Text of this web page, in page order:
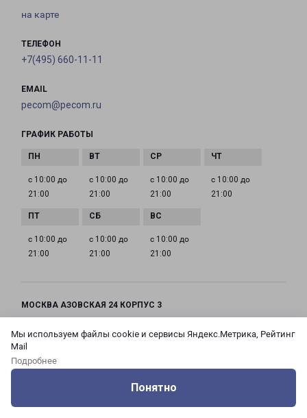
Мы используем файлы cookie и сервисы Яндекс.Метрика, Рейтинг
Mail
Подробнее
Понятно
на карте
ТЕЛЕФОН
+7(495) 660-11-11
EMAIL
pecom@pecom.ru
ГРАФИК РАБОТЫ
с 10:00 до
21:00
с 10:00 до
21:00
с 10:00 до
21:00
с 10:00 до
21:00
с 10:00 до
21:00
с 10:00 до
21:00
с 10:00 до
21:00
МОСКВА АЗОВСКАЯ 24 КОРПУС 3
Азовская, дом 24, корпус 3
на карте